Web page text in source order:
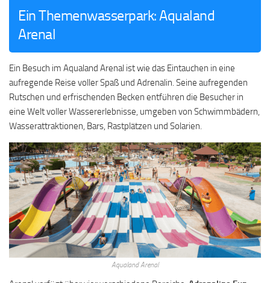
Ein Themenwasserpark: Aqualand
Arenal
Ein Besuch im Aqualand Arenal ist wie das Eintauchen in eine
aufregende Reise voller Spaß und Adrenalin. Seine aufregenden
Rutschen und erfrischenden Becken entführen die Besucher in
eine Welt voller Wassererlebnisse, umgeben von Schwimmbädern,
Wasserattraktionen, Bars, Rastplätzen und Solarien.
Aqualand Arenal